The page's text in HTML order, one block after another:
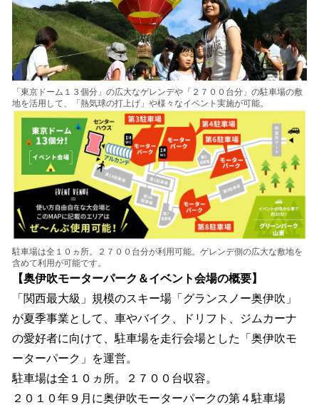
「東京ドーム１３個分」の広大なゲレンデや「２７００台分」の駐車場の敷
地を活用して、「熱気球の打上げ」や様々なイベント実施が可能。
駐車場は全１０ヵ所。２７００台分が利用可能。ゲレンデ側の広大な敷地を
含めて利用が可能です。
【奥伊吹モーターパーク＆イベント会場の概要】
「関西最大級」規模のスキー場「グランスノー奥伊吹」
が夏季事業として、車やバイク、ドリフト、ジムカーナ
の愛好者に向けて、駐車場を走行会場とした「奥伊吹モ
ーターパーク」を運営。
駐車場は全１０ヵ所。２７００台収容。
２０１０年９月に奥伊吹モーターパークの第４駐車場